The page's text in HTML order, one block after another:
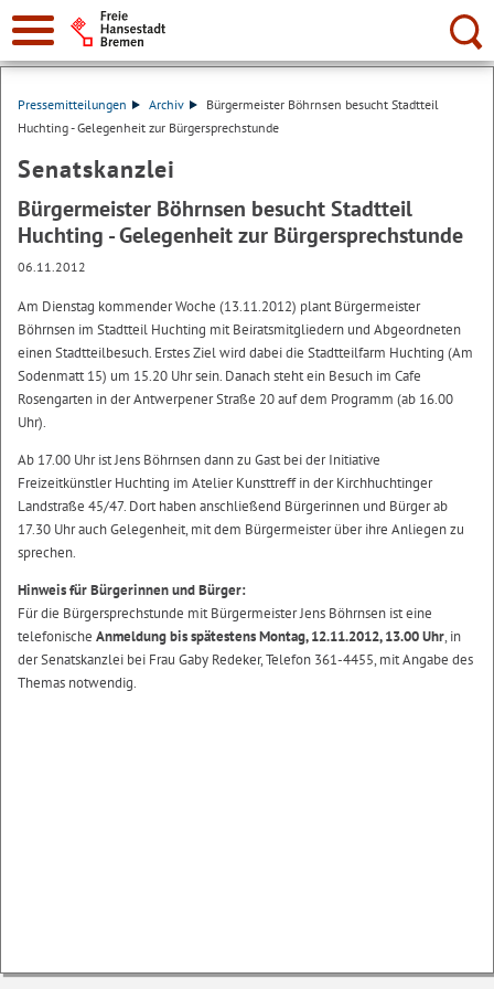
Suche:
Pressemitteilungen Archiv
Bürgermeister Böhrnsen besucht Stadtteil
Huchting - Gelegenheit zur Bürgersprechstunde
Senatskanzlei
Bürgermeister Böhrnsen besucht Stadtteil
Huchting - Gelegenheit zur Bürgersprechstunde
06.11.2012
Am Dienstag kommender Woche (13.11.2012) plant Bürgermeister
Böhrnsen im Stadtteil Huchting mit Beiratsmitgliedern und Abgeordneten
einen Stadtteilbesuch. Erstes Ziel wird dabei die Stadtteilfarm Huchting (Am
Sodenmatt 15) um 15.20 Uhr sein. Danach steht ein Besuch im Cafe
Rosengarten in der Antwerpener Straße 20 auf dem Programm (ab 16.00
Uhr).
Ab 17.00 Uhr ist Jens Böhrnsen dann zu Gast bei der Initiative
Freizeitkünstler Huchting im Atelier Kunsttreff in der Kirchhuchtinger
Landstraße 45/47. Dort haben anschließend Bürgerinnen und Bürger ab
17.30 Uhr auch Gelegenheit, mit dem Bürgermeister über ihre Anliegen zu
sprechen.
Hinweis für Bürgerinnen und Bürger:
Für die Bürgersprechstunde mit Bürgermeister Jens Böhrnsen ist eine
telefonische Anmeldung bis spätestens Montag, 12.11.2012, 13.00 Uhr, in
der Senatskanzlei bei Frau Gaby Redeker, Telefon 361-4455, mit Angabe des
Themas notwendig.